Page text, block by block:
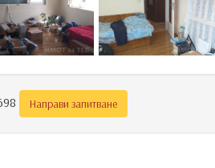
Направи запитване